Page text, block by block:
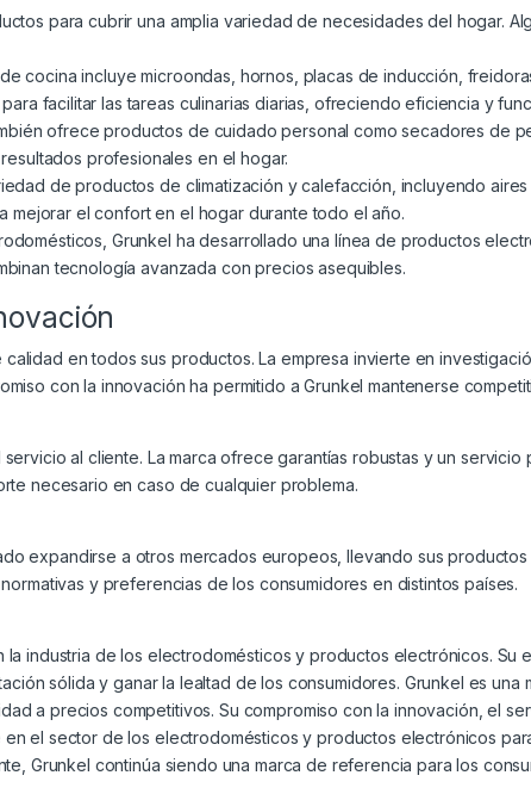
para cubrir una amplia variedad de necesidades del hogar.
cocina incluye microondas, hornos, placas de inducción,
facilitar las tareas culinarias diarias, ofreciendo eficiencia y
ofrece productos de cuidado personal como secadores de
profesionales en el hogar.
de productos de climatización y calefacción, incluyendo
mejorar el confort en el hogar durante todo el año.
Grunkel ha desarrollado una línea de productos
tecnología avanzada con precios asequibles.
en todos sus productos. La empresa invierte en
con la innovación ha permitido a Grunkel mantenerse
al cliente. La marca ofrece garantías robustas y un
necesario en caso de cualquier problema.
expandirse a otros mercados europeos, llevando sus productos
y preferencias de los consumidores en distintos países.
industria de los electrodomésticos y productos electrónicos. Su
sólida y ganar la lealtad de los consumidores. Grunkel es
a precios competitivos. Su compromiso con la innovación, el
el sector de los electrodomésticos y productos electrónicos
Grunkel continúa siendo una marca de referencia para los